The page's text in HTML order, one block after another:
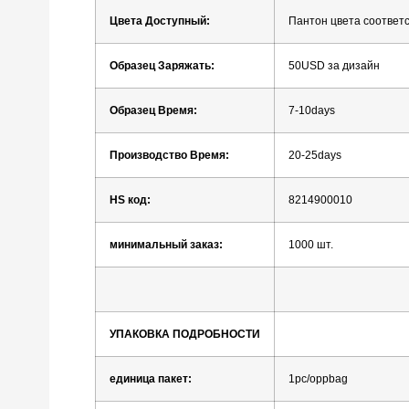
Цвета Доступный: Пантон цвета
Образец Заряжать: 50USD за дизайн
Образец Время: 7-10days
Производство Время: 20-25days
HS код: 8214900010
минимальный заказ: 1000 шт.
УПАКОВКА ПОДРОБНОСТИ
единица пакет: 1pc/oppbag